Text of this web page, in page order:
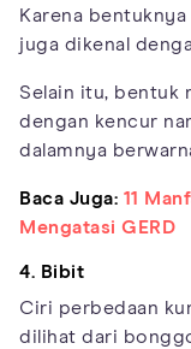
Karena
juga dikenal
Selain itu, bentuk
dengan kencur
dalamnya
Baca Juga: 11
Mengatasi GERD
4. Bibit
Ciri perbedaan
dilihat dari